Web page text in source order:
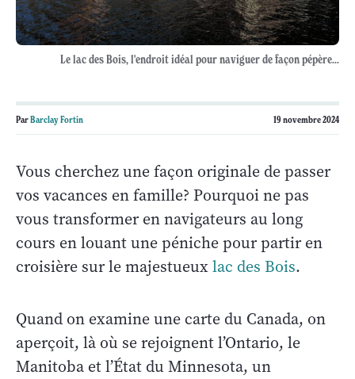
Le lac des Bois, l'endroit idéal pour naviguer de façon pépère...
ParBarclay Fortin 19 novembre 2024
Vous cherchez une façon originale de passer
vos vacances en famille? Pourquoi ne pas
vous transformer en navigateurs au long
cours en louant une péniche pour partir en
croisière sur le majestueuxlac des Bois.
Quand on examine une carte du Canada, on
aperçoit, là où se rejoignent l’Ontario, le
Manitoba et l’État du Minnesota, un